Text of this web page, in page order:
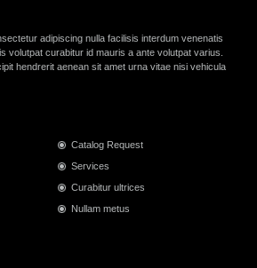
adipiscing nulla facilisis interdum venenatis
volutpat curabitur id mauris a ante volutpat varius.
hendrerit aenean sit amet urna vitae nisi vehicula
Catalog Request
Services
Curabitur ultrices
Nullam metus